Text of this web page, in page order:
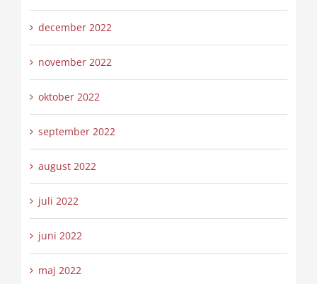
december 2022
november 2022
oktober 2022
september 2022
august 2022
juli 2022
juni 2022
maj 2022